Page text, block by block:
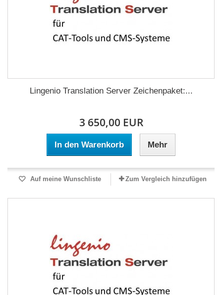
Lingenio Translation Server Zeichenpaket:...
3 650,00 EUR
In den Warenkorb Mehr
Auf meine Wunschliste Zum Vergleich hinzufügen